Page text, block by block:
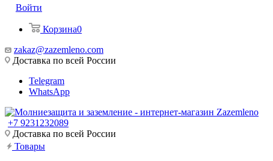
Войти
Корзина0
zakaz@zazemleno.com
Доставка по всей России
Telegram
WhatsApp
+7 9231232089
Доставка по всей России
Товары